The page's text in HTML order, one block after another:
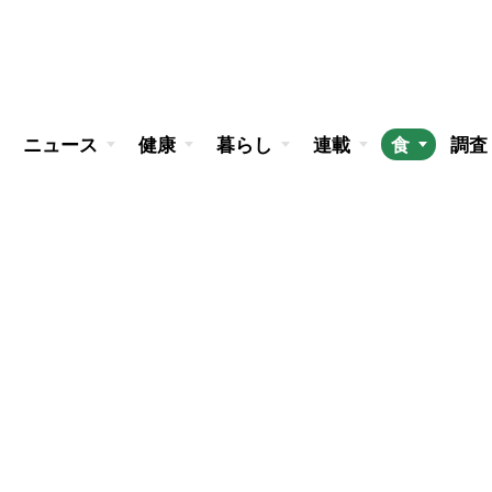
ニュース 健康 暮らし 連載 食 調査